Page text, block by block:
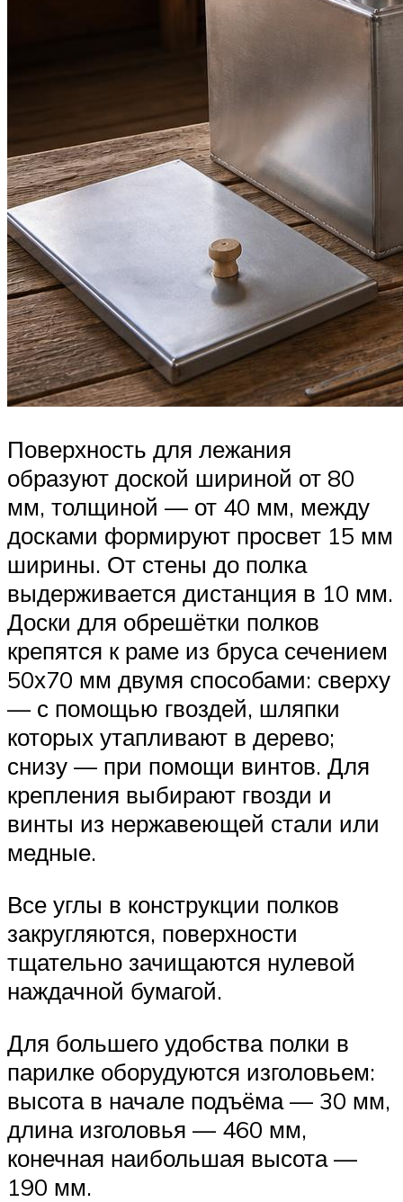
Поверхность для лежания
образуют доской шириной от 80
мм, толщиной — от 40 мм, между
досками формируют просвет 15 мм
ширины. От стены до полка
выдерживается дистанция в 10 мм.
Доски для обрешётки полков
крепятся к раме из бруса сечением
50х70 мм двумя способами: сверху
— с помощью гвоздей, шляпки
которых утапливают в дерево;
снизу — при помощи винтов. Для
крепления выбирают гвозди и
винты из нержавеющей стали или
медные.
Все углы в конструкции полков
закругляются, поверхности
тщательно зачищаются нулевой
наждачной бумагой.
Для большего удобства полки в
парилке оборудуются изголовьем:
высота в начале подъёма — 30 мм,
длина изголовья — 460 мм,
конечная наибольшая высота —
190 мм.